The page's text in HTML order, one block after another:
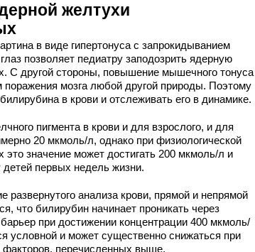
желтухи
в виде гипертонуса с запрокидыванием
позволяет педиатру заподозрить ядерную
С другой стороны, повышение мышечного тонуса
мозга любой другой природы. Поэтому
в крови и отслеживать его в динамике.
пигмента в крови и для взрослого, и для
20 мкмоль/л, однако при физиологической
значение может достигать 200 мкмоль/л и
первых недель жизни.
развернутого анализа крови, прямой и непрямой
что билирубин начинает проникать через
при достижении концентрации 400 мкмоль/
условной и может существенно снижаться при
факторов, перечисленных выше.